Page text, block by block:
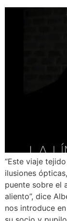
“Este viaje
ilusiones
puente sobre el
aliento”, dice
nos introduce